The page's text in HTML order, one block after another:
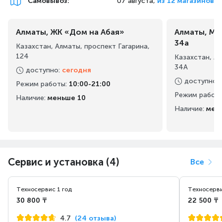
Алматы, ЖК «Дом на Абая»
Казахстан, Алматы, проспект Гагарина,
124
доступно: сегодня
Режим работы: 10:00-21:00
Наличие: меньше 10
Алматы,
34а
Казахстан,
34А
доступно
Режим
Наличие:
Сервис и установка (4) Все
Техносервис 1 год
30 800 ₸
4.7 (24 отзыва)
22 500 ₸